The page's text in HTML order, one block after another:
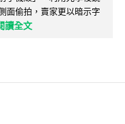
面偷拍，賣家更以暗示字
讀全文